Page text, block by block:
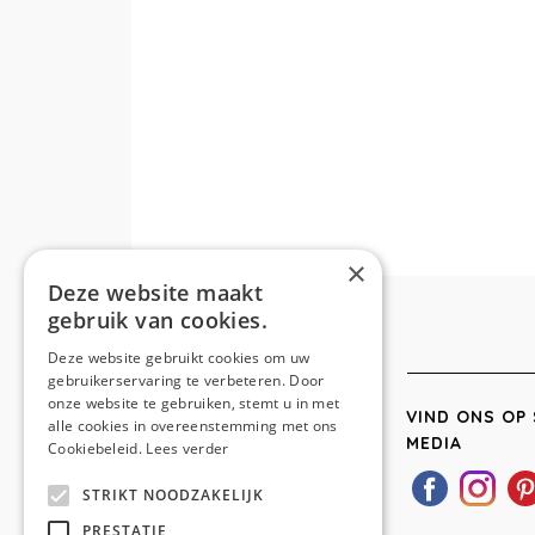
VIND ONS OP
MEDIA
×
Deze website maakt
gebruik van cookies.
Deze website gebruikt cookies om uw
gebruikerservaring te verbeteren. Door
onze website te gebruiken, stemt u in met
alle cookies in overeenstemming met ons
Cookiebeleid. Lees verder
STRIKT NOODZAKELIJK
PRESTATIE